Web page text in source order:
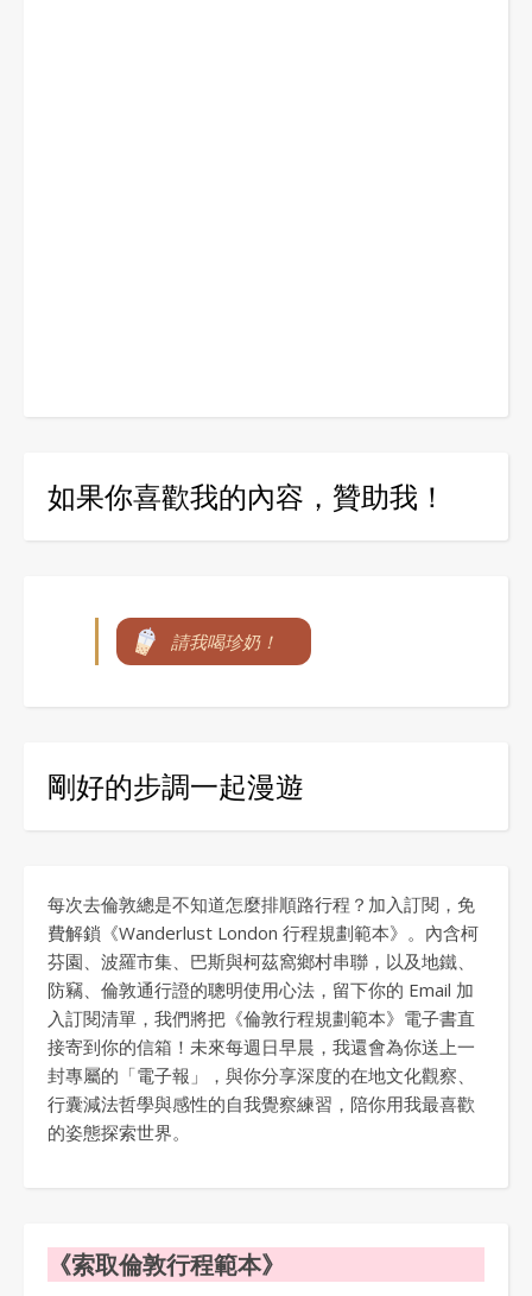
如果你喜歡我的內容，贊助我！
請我喝珍奶！
剛好的步調一起漫遊
每次去倫敦總是不知道怎麼排順路行程？加入訂閱，免
費解鎖《Wanderlust London 行程規劃範本》。內含柯
芬園、波羅市集、巴斯與柯茲窩鄉村串聯，以及地鐵、
防竊、倫敦通行證的聰明使用心法，留下你的 Email 加
入訂閱清單，我們將把《倫敦行程規劃範本》電子書直
接寄到你的信箱！未來每週日早晨，我還會為你送上一
封專屬的「電子報」，與你分享深度的在地文化觀察、
行囊減法哲學與感性的自我覺察練習，陪你用我最喜歡
的姿態探索世界。
《索取倫敦行程範本》